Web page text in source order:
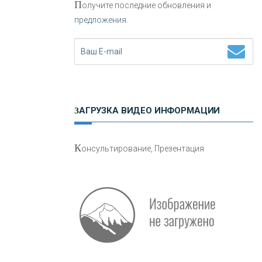
Нетворкинг для предпринимателей
авто
Получите последние обновления и
предложения.
ЗАГРУЗКА ВИДЕО ИНФОРМАЦИИ
Консультирование, Презентация